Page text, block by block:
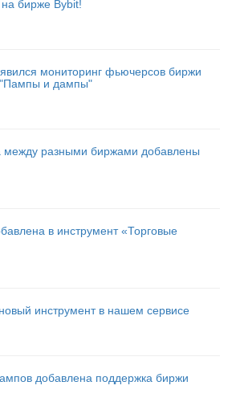
бирже Bybit!
мониторинг фьючерсов биржи
"Пампы и дампы"
между разными биржами добавлены
в инструмент «Торговые
инструмент в нашем сервисе
добавлена поддержка биржи